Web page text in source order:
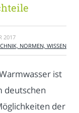
2017
NORMEN, WISSEN
ist
deutschen
der